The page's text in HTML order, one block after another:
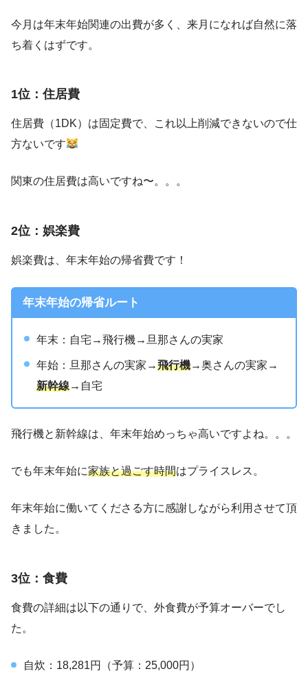
今月は年末年始関連の出費が多く、来月になれば自然に落
ち着くはずです。
1位：住居費
住居費（1DK）は固定費で、これ以上削減できないので仕
方ないです
関東の住居費は高いですね〜。。。
2位：娯楽費
娯楽費は、年末年始の帰省費です！
年末年始の帰省ルート
年末：自宅→飛行機→旦那さんの実家
年始：旦那さんの実家→飛行機→奥さんの実家→
新幹線→自宅
飛行機と新幹線は、年末年始めっちゃ高いですよね。。。
でも年末年始に家族と過ごす時間はプライスレス。
年末年始に働いてくださる方に感謝しながら利用させて頂
きました。
3位：食費
食費の詳細は以下の通りで、外食費が予算オーバーでし
た。
自炊：18,281円（予算：25,000円）